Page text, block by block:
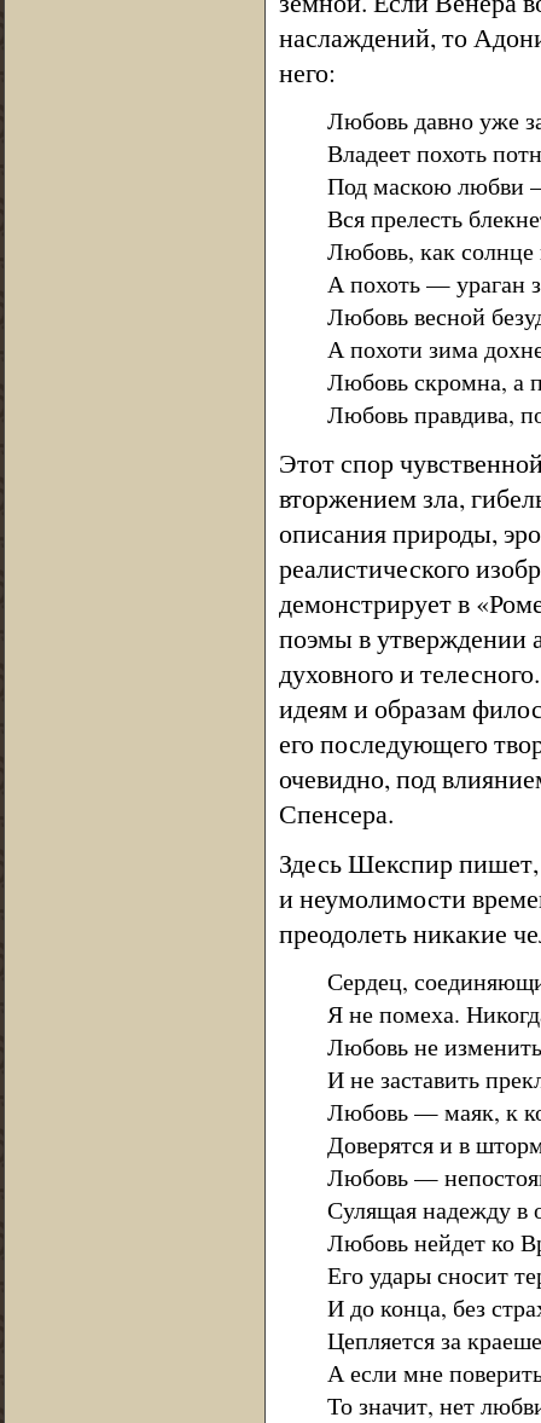
наслаждений, то
него:
Любовь давно уже
Владеет похоть
Под маскою любви
Вся прелесть
Любовь, как солнце
А похоть — ураган
Любовь весной
А похоти зима
Любовь скромна, а
Любовь правдива,
Этот спор
вторжением зла,
описания природы,
реалистического
демонстрирует в
поэмы в утверждении
духовного и
идеям и образам
его последующего
очевидно, под
Спенсера.
Здесь Шекспир
и неумолимости
преодолеть никакие
Сердец,
Я не помеха.
Любовь не
И не заставить
Любовь — маяк, к
Доверятся и в
Любовь —
Сулящая надежду в
Любовь нейдет ко
Его удары сносит
И до конца, без
Цепляется за
А если мне
То значит, нет